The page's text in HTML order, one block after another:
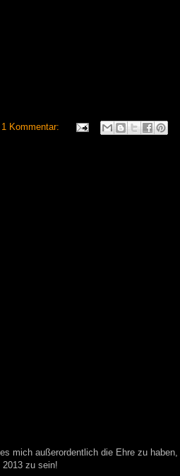
1 Kommentar:
mich außerordentlich die Ehre zu
zu sein!